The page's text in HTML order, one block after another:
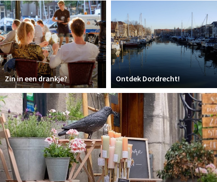
Recreatief
Winkels
Winkelgebieden
Parkeren
Bezienswaardigheden
Musea, theaters & podia
Uitjes & activiteiten
Toeristische routes
Sport
Natuur
Zin in een drankje? Ontdek Dordrecht!